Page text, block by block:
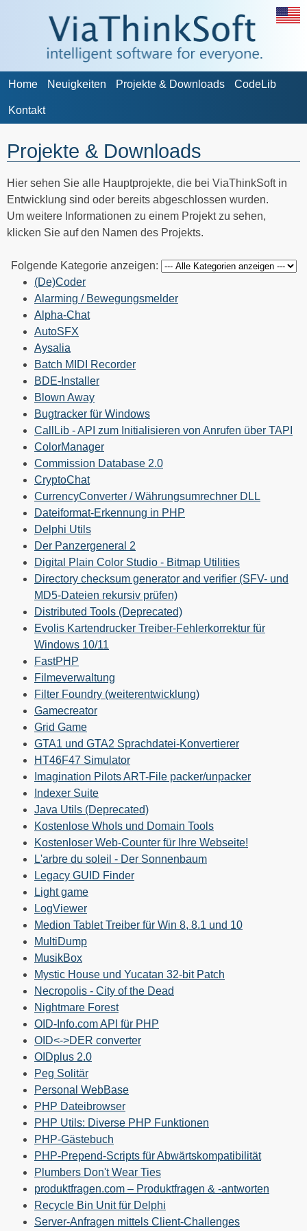
Home Neuigkeiten Projekte & Downloads CodeLib
Kontakt
Projekte & Downloads
Hier sehen Sie alle Hauptprojekte, die bei ViaThinkSoft in
Entwicklung sind oder bereits abgeschlossen wurden.
Um weitere Informationen zu einem Projekt zu sehen,
klicken Sie auf den Namen des Projekts.
Folgende Kategorie anzeigen:
(De)Coder
Alarming / Bewegungsmelder
Alpha-Chat
AutoSFX
Aysalia
Batch MIDI Recorder
BDE-Installer
Blown Away
Bugtracker für Windows
CallLib - API zum Initialisieren von Anrufen über TAPI
ColorManager
Commission Database 2.0
CryptoChat
CurrencyConverter / Währungsumrechner DLL
Dateiformat-Erkennung in PHP
Delphi Utils
Der Panzergeneral 2
Digital Plain Color Studio - Bitmap Utilities
Directory checksum generator and verifier (SFV- und
MD5-Dateien rekursiv prüfen)
Distributed Tools (Deprecated)
Evolis Kartendrucker Treiber-Fehlerkorrektur für
Windows 10/11
FastPHP
Filmeverwaltung
Filter Foundry (weiterentwicklung)
Gamecreator
Grid Game
GTA1 und GTA2 Sprachdatei-Konvertierer
HT46F47 Simulator
Imagination Pilots ART-File packer/unpacker
Indexer Suite
Java Utils (Deprecated)
Kostenlose WhoIs und Domain Tools
Kostenloser Web-Counter für Ihre Webseite!
L'arbre du soleil - Der Sonnenbaum
Legacy GUID Finder
Light game
LogViewer
Medion Tablet Treiber für Win 8, 8.1 und 10
MultiDump
MusikBox
Mystic House und Yucatan 32-bit Patch
Necropolis - City of the Dead
Nightmare Forest
OID-Info.com API für PHP
OID<->DER converter
OIDplus 2.0
Peg Solitär
Personal WebBase
PHP Dateibrowser
PHP Utils: Diverse PHP Funktionen
PHP-Gästebuch
PHP-Prepend-Scripts für Abwärtskompatibilität
Plumbers Don't Wear Ties
produktfragen.com – Produktfragen & -antworten
Recycle Bin Unit für Delphi
Server-Anfragen mittels Client-Challenges